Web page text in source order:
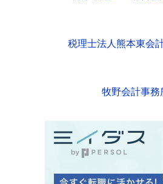
税理士法人熊本東会
牧野会計事務